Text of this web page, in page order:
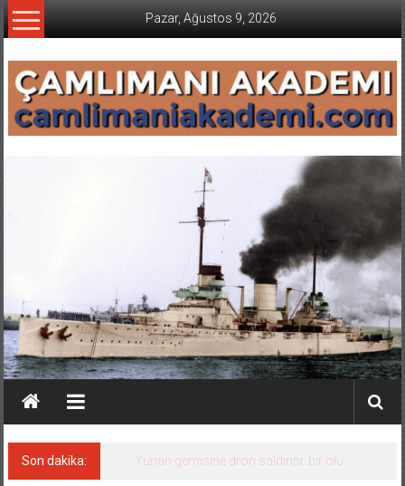
İçeriğe
geç
Pazar, Ağustos 9, 2026
Son dakika: Yunan gemisine dron saldırısı: bir ölü